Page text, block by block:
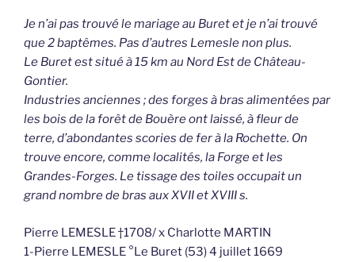
Je n’ai pas trouvé le mariage au Buret et je n’ai trouvé
que 2 baptêmes. Pas d’autres Lemesle non plus.
Le Buret est situé à 15 km au Nord Est de Château-
Gontier.
Industries anciennes ; des forges à bras alimentées par
les bois de la forêt de Bouère ont laissé, à fleur de
terre, d’abondantes scories de fer à la Rochette. On
trouve encore, comme localités, la Forge et les
Grandes-Forges. Le tissage des toiles occupait un
grand nombre de bras aux XVII et XVIII s.
Pierre LEMESLE †1708/ x Charlotte MARTIN
1-Pierre LEMESLE °Le Buret (53) 4 juillet 1669